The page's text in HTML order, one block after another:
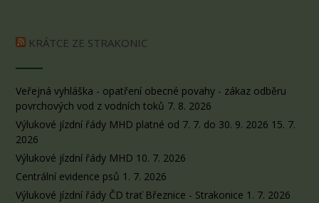
KRÁTCE ZE STRAKONIC
Veřejná vyhláška - opatření obecné povahy - zákaz odběru
povrchových vod z vodních toků 7. 8. 2026
Výlukové jízdní řády MHD platné od 7. 7. do 30. 9. 2026 15. 7.
2026
Výlukové jízdní řády MHD 10. 7. 2026
Centrální evidence psů 1. 7. 2026
Výlukové jízdní řády ČD trať Březnice - Strakonice 1. 7. 2026